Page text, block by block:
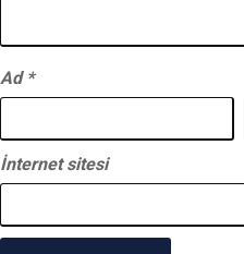
Ad *
İnternet sitesi